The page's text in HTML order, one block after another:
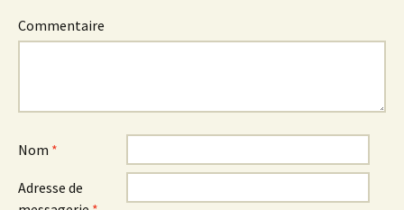
Commentaire
Nom *
Adresse de